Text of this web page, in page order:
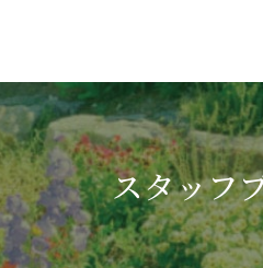
スタッフ